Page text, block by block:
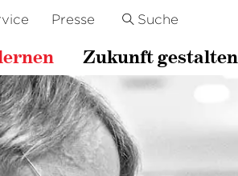
Presse Suche
Zukunft gestalten